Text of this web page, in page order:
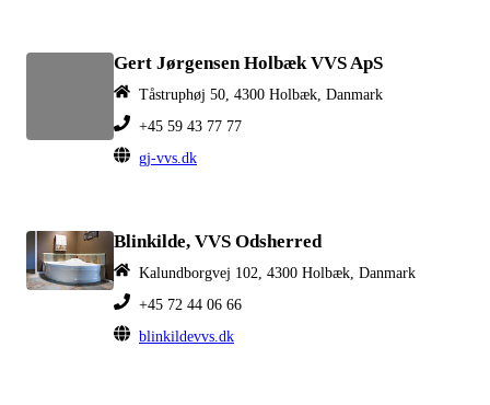
Gert Jørgensen Holbæk VVS ApS
Tåstruphøj 50, 4300 Holbæk, Danmark
+45 59 43 77 77
gj-vvs.dk
Blinkilde, VVS Odsherred
Kalundborgvej 102, 4300 Holbæk, Danmark
+45 72 44 06 66
blinkildevvs.dk